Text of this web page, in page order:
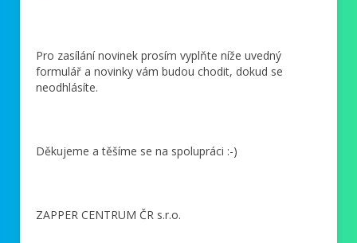
Pro zasílání novinek prosím vyplňte níže uvedný
formulář a novinky vám budou chodit, dokud se
neodhlásíte.
Děkujeme a těšíme se na spolupráci :-)
ZAPPER CENTRUM ČR s.r.o.